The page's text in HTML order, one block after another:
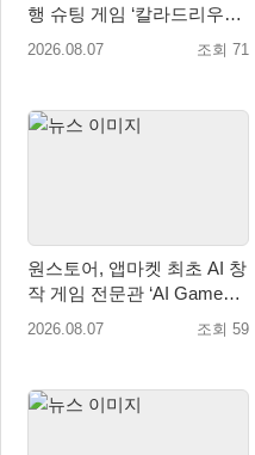
행 슈팅 게임 ‘칼라드리우스
2/다크 엘레멘트’ 올 겨울 전
2026.08.07 조회 71
원스토어, 앱마켓 최초 AI 창
작 게임 전문관 ‘AI Games’
오픈
2026.08.07 조회 59